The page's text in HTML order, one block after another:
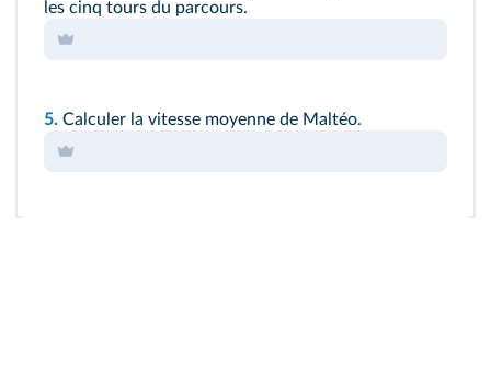
les cinq tours du parcours.
5. Calculer la vitesse moyenne de Maltéo.